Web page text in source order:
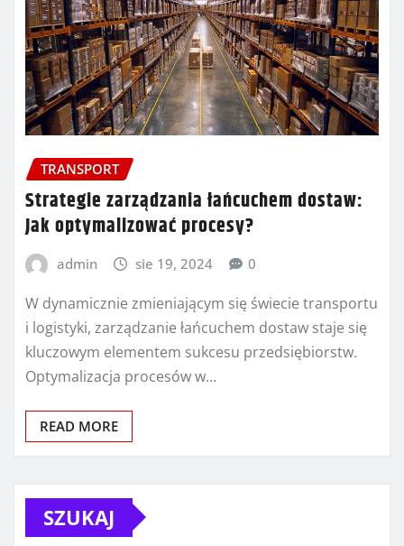
TRANSPORT
Strategie zarządzania łańcuchem dostaw:
Jak optymalizować procesy?
admin sie 19, 2024 0
W dynamicznie zmieniającym się świecie transportu
i logistyki, zarządzanie łańcuchem dostaw staje się
kluczowym elementem sukcesu przedsiębiorstw.
Optymalizacja procesów w…
READ MORE
SZUKAJ